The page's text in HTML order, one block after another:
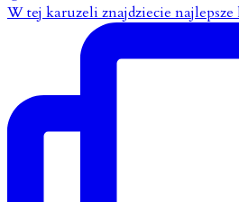
W tej karuzeli znajdziecie